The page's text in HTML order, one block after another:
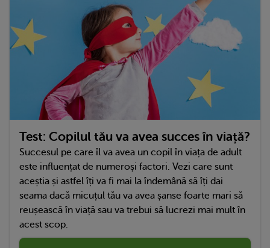
Test: Copilul tău va avea succes în viață?
Succesul pe care îl va avea un copil în viața de adult
este influențat de numeroși factori. Vezi care sunt
aceștia și astfel îți va fi mai la îndemână să îți dai
seama dacă micuțul tău va avea șanse foarte mari să
reușească în viață sau va trebui să lucrezi mai mult în
acest scop.